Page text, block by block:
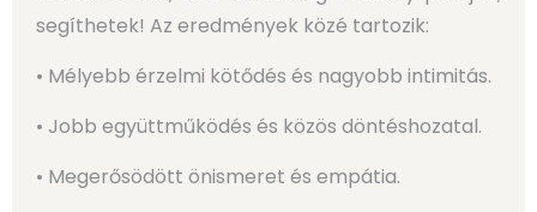
segíthetek! Az eredmények közé tartozik:
• Mélyebb érzelmi kötődés és nagyobb intimitás.
• Jobb együttműködés és közös döntéshozatal.
• Megerősödött önismeret és empátia.